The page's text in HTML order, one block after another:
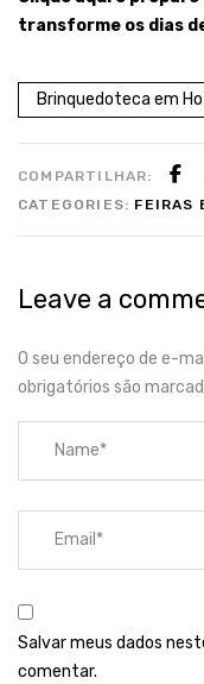
transforme os dias
Brinquedoteca em
COMPARTILHAR:
CATEGORIES: FEIRAS
Leave a
O seu endereço de e-
obrigatórios são
Salvar meus dados
comentar.